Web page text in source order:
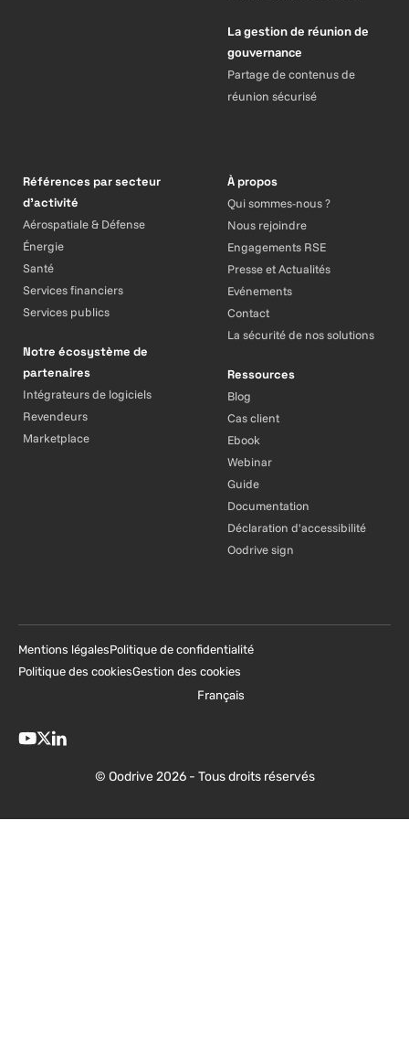
La gestion de réunion de
gouvernance
Partage de contenus de
réunion sécurisé
Références par secteur
d’activité
Aérospatiale & Défense
Énergie
Santé
Services financiers
Services publics
Notre écosystème de
partenaires
Intégrateurs de logiciels
Revendeurs
Marketplace
À propos
Qui sommes-nous ?
Nous rejoindre
Engagements RSE
Presse et Actualités
Evénements
Contact
La sécurité de nos solutions
Ressources
Blog
Cas client
Ebook
Webinar
Guide
Documentation
Déclaration d'accessibilité
Oodrive sign
© Oodrive 2026 - Tous droits réservés
Mentions légalesPolitique de confidentialité
Politique des cookiesGestion des cookies
Français